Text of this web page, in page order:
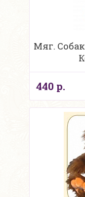
Мяг.
440 р.